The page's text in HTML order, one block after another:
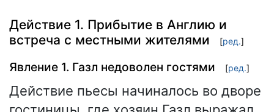
Действие 1. Прибытие в Англию и
встреча с местными жителями
[ред.]
Явление 1. Газл недоволен гостями [ред.]
Действие пьесы начиналось во дворе